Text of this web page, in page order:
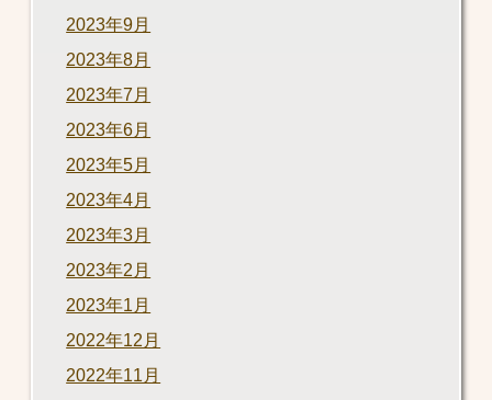
2023年9月
2023年8月
2023年7月
2023年6月
2023年5月
2023年4月
2023年3月
2023年2月
2023年1月
2022年12月
2022年11月